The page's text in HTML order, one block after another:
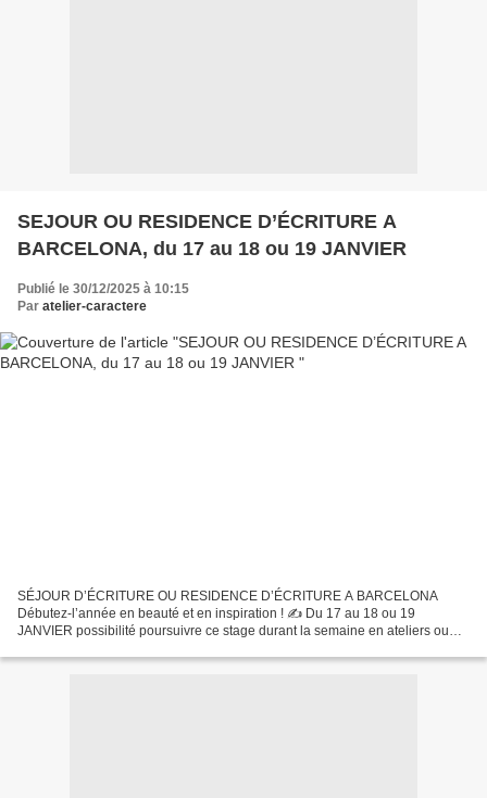
SEJOUR OU RESIDENCE D’ÉCRITURE A
BARCELONA, du 17 au 18 ou 19 JANVIER
Publié le 30/12/2025 à 10:15
Par atelier-caractere
SÉJOUR D’ÉCRITURE OU RESIDENCE D’ÉCRITURE A BARCELONA
Débutez-l’année en beauté et en inspiration ! ✍️ Du 17 au 18 ou 19
JANVIER possibilité poursuivre ce stage durant la semaine en ateliers ou